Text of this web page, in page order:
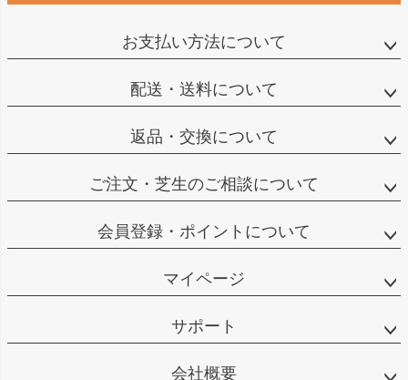
お支払い方法について
配送・送料について
返品・交換について
ご注文・芝生のご相談について
会員登録・ポイントについて
マイページ
サポート
会社概要